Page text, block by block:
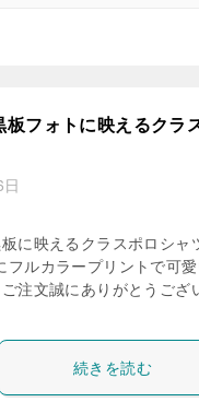
フォトに映えるクラ
に映えるクラスポロシャ
ルカラープリントで可
注文誠にありがとうござ
続きを読む